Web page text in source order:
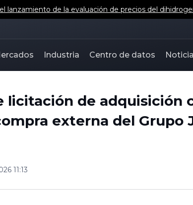
lanzamiento de la evaluación de precios del
Industria Centro de datos
licitación de adquisición
externa del Grupo
11:13